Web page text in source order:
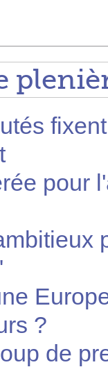
pour
?
de